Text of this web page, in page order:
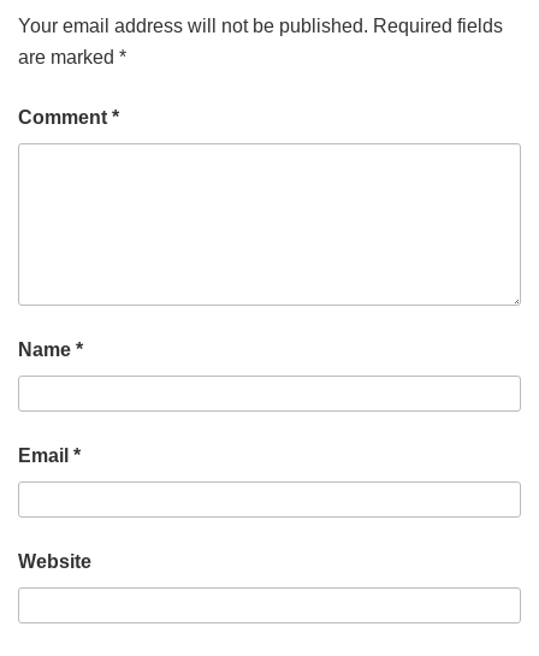
Your email address will not be published. Required fields
are marked *
Comment *
Name *
Email *
Website